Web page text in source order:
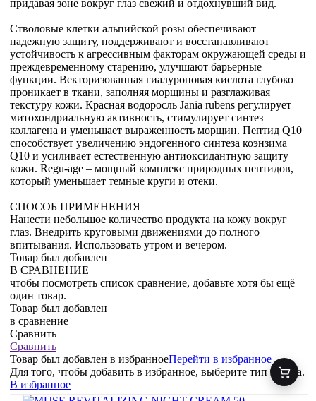
придавая зоне вокруг глаз свежий и отдохнувший вид.
Стволовые клетки альпийской розы обеспечивают
надежную защиту, поддерживают и восстанавливают
устойчивость к агрессивным факторам окружающей среды и
преждевременному старению, улучшают барьерные
функции. Векторизованная гиалуроновая кислота глубоко
проникает в ткани, заполняя морщины и разглаживая
текстуру кожи. Красная водоросль Jania rubens регулирует
митохондриальную активность, стимулирует синтез
коллагена и уменьшает выраженность морщин. Пептид Q10
способствует увеличению эндогенного синтеза коэнзима
Q10 и усиливает естественную антиоксидантную защиту
кожи. Regu-age – мощный комплекс природных пептидов,
который уменьшает темные круги и отеки.
СПОСОБ ПРИМЕНЕНИЯ
Нанести небольшое количество продукта на кожу вокруг
глаз. Внедрить круговыми движениями до полного
впитывания. Использовать утром и вечером.
Товар был добавлен
В СРАВНЕНИЕ
чтобы посмотреть список сравнение, добавьте хотя бы ещё
один товар.
Товар был добавлен
в сравнение
Сравнить
Сравнить
Товар был добавлен в избранноеПерейти в избранное
Для того, чтобы добавить в избранное, выберите тип товара.
В избранное